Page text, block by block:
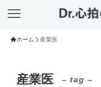
ホーム 産業医
産業医 – tag –